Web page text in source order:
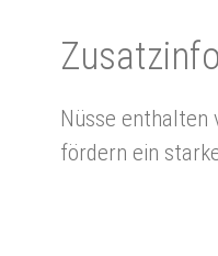
Zu­satz­info
Nüsse enthalten
fördern ein